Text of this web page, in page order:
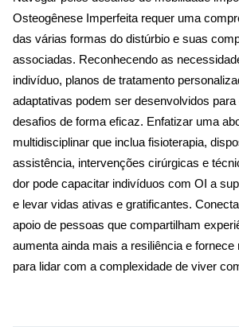
Osteogênese Imperfeita requer uma
das várias formas do distúrbio e suas
associadas. Reconhecendo as
indivíduo, planos de tratamento
adaptativas podem ser desenvolvidos
desafios de forma eficaz. Enfatizar uma
multidisciplinar que inclua fisioterapia,
assistência, intervenções cirúrgicas e
dor pode capacitar indivíduos com OI a
e levar vidas ativas e gratificantes.
apoio de pessoas que compartilham
aumenta ainda mais a resiliência e
para lidar com a complexidade de viver